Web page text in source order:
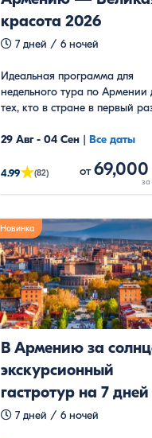
красота 2026
7 дней / 6 ночей
Идеальная программа для
недельного тура по Армении
тех, кто в стране в первый
всей ее красе и успеть
29 Авг - 04 Сен | Все даты
4.99★(82) от69,000
Новинка
В Армению за
экскурсионный
гастротур на 7 дней
7 дней / 6 ночей